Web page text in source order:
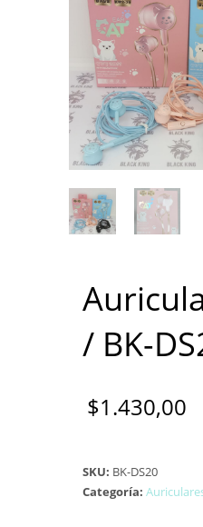
/ BK-
$1.430,00
SKU: BK-DS20
Categoría: